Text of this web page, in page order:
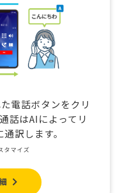
電話ボタンをクリ
話はAIによってリ
訳します。
タマイズ